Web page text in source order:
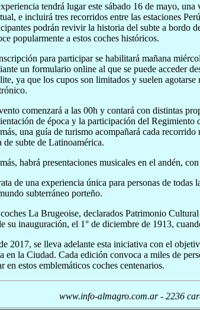
tendrá lugar este sábado 16 de mayo,
e incluirá tres recorridos entre las estaciones
podrán revivir la historia del subte a bordo
popularmente a estos coches históricos.
para participar se habilitará mañana
un formulario online al que se puede acceder
ya que los cupos son limitados y suelen
comenzará a las 00h y contará con distintas
de época y la participación del
una guía de turismo acompañará cada
de subte de Latinoamérica.
habrá presentaciones musicales en el andén,
de una experiencia única para personas de
subterráneo porteño.
La Brugeoise, declarados Patrimonio
su inauguración, el 1° de diciembre de 1913,
2017, se lleva adelante esta iniciativa con el
en la Ciudad. Cada edición convoca a miles de
en estos emblemáticos coches centenarios.
www.info-almagro.com.ar - 2236